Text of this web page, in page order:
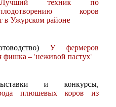
Лучший техник по
коров
в Ужурском районе
У фермеров
фишка – 'неживой пастух'
и конкурсы,
плюшевых коров из